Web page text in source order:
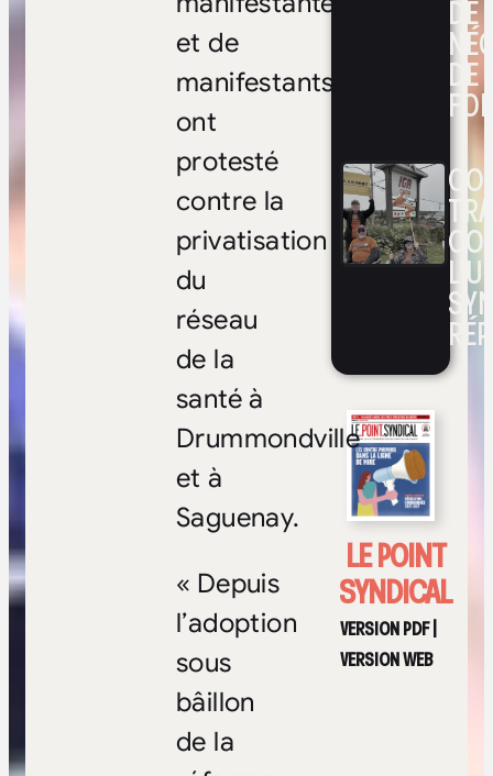
DE
DE
FOI
LE POINT
SYNDICAL
VERSION PDF|
VERSION WEB
et de
manifestants
ont
protesté
contre la
privatisation
du
réseau
de la
santé à
Drummondville
et à
Saguenay.
« Depuis
l’adoption
sous
bâillon
de la